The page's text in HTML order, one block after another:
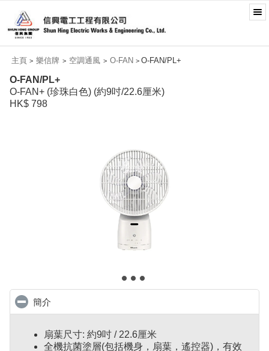
主頁 > 樂信牌 > 空調通風 > O-FAN > O-FAN/PL+
O-FAN/PL+
O-FAN+ (珍珠白色) (約9吋/22.6厘米)
HK$ 798
簡介
扇葉尺寸: 約9吋 / 22.6厘米
全機抗菌塗層(包括機身，扇葉，遙控器)，有效